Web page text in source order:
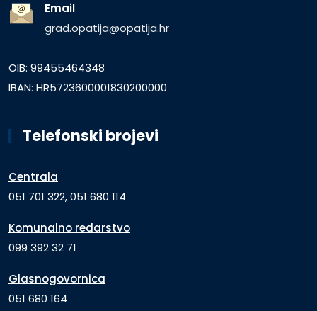
Email
grad.opatija@opatija.hr
OIB: 99455464348
IBAN: HR5723600001830200000
Telefonski brojevi
Centrala
051 701 322, 051 680 114
Komunalno redarstvo
099 392 32 71
Glasnogovornica
051 680 164